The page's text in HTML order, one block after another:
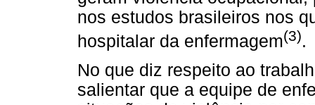
nos estudos brasileiros nos
hospitalar da enfermagem(3).
No que diz respeito ao
salientar que a equipe de